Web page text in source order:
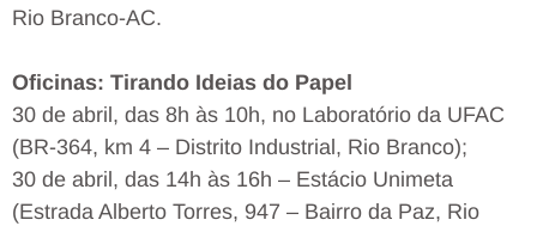
Rio Branco-AC.
Oficinas: Tirando Ideias do Papel
30 de abril, das 8h às 10h, no Laboratório da UFAC
(BR-364, km 4 – Distrito Industrial, Rio Branco);
30 de abril, das 14h às 16h – Estácio Unimeta
(Estrada Alberto Torres, 947 – Bairro da Paz, Rio